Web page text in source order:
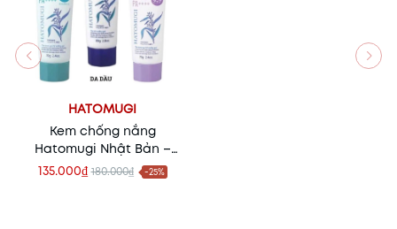
HATOMUGI
Kem chống nắng
Hatomugi Nhật Bản –
Dưỡng ẩm, chống nắng
SPF50+ PA++++
135.000₫ 180.000₫ -25%